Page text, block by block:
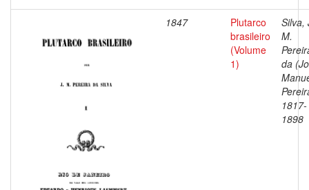
1847
Plutarco
brasileiro
(Volume
1)
Silva,
M.
da
1817-
1898